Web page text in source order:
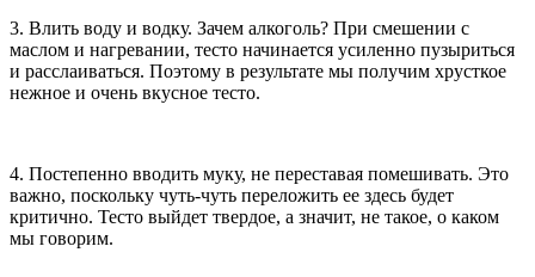
3. Влить воду и водку. Зачем алкоголь? При смешении с
маслом и нагревании, тесто начинается усиленно пузыриться
и расслаиваться. Поэтому в результате мы получим хрусткое
нежное и очень вкусное тесто.
4. Постепенно вводить муку, не переставая помешивать. Это
важно, поскольку чуть-чуть переложить ее здесь будет
критично. Тесто выйдет твердое, а значит, не такое, о каком
мы говорим.